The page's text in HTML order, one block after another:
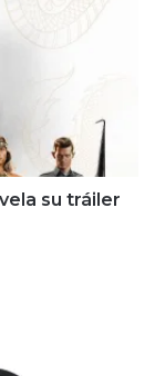
su tráiler